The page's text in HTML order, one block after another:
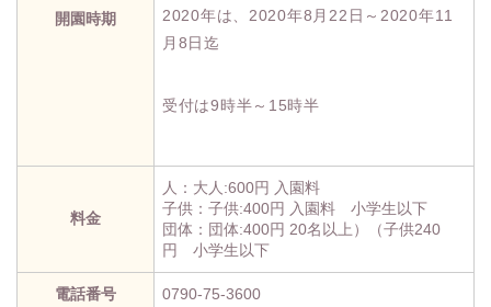
開園時期
2020年は、2020年8月22日～2020年11
月8日迄
受付は9時半～15時半
料金
人：大人:600円 入園料
子供：子供:400円 入園料 小学生以下
団体：団体:400円 20名以上）（子供240
円 小学生以下
電話番号 0790-75-3600